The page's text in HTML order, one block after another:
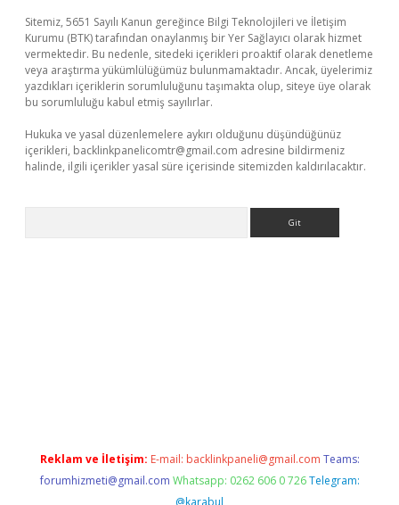
Sitemiz, 5651 Sayılı Kanun gereğince Bilgi Teknolojileri ve İletişim
Kurumu (BTK) tarafından onaylanmış bir Yer Sağlayıcı olarak hizmet
vermektedir. Bu nedenle, sitedeki içerikleri proaktif olarak denetleme
veya araştırma yükümlülüğümüz bulunmamaktadır. Ancak, üyelerimiz
yazdıkları içeriklerin sorumluluğunu taşımakta olup, siteye üye olarak
bu sorumluluğu kabul etmiş sayılırlar.
Hukuka ve yasal düzenlemelere aykırı olduğunu düşündüğünüz
içerikleri, backlinkpanelicomtr@gmail.com adresine bildirmeniz
halinde, ilgili içerikler yasal süre içerisinde sitemizden kaldırılacaktır.
Reklam ve İletişim: E-mail: backlinkpaneli@gmail.com Teams:
forumhizmeti@gmail.com Whatsapp: 0262 606 0 726 Telegram:
@karabul